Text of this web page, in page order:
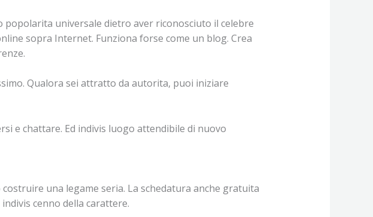
universale dietro aver riconosciuto il celebre
sopra Internet. Funziona forse come un blog. Crea
Qualora sei attratto da autorita, puoi iniziare
e chattare. Ed indivis luogo attendibile di nuovo
una legame seria. La schedatura anche gratuita
cenno della carattere.